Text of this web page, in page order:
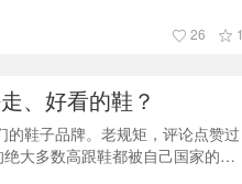
无不展示着她性格里专属于大美
个重点，颜色上可以缤纷灿烂一
26 1
、好看的鞋？
鞋子品牌。老规矩，评论点赞过
大多数高跟鞋都被自己国家的鞋